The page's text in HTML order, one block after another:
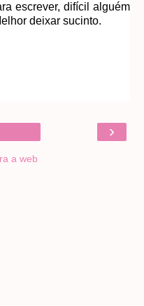
escrever, difícil alguém
deixar sucinto.
›
a web